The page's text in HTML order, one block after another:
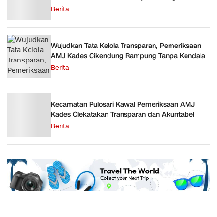
Berita
Wujudkan Tata Kelola Transparan, Pemeriksaan
AMJ Kades Cikendung Rampung Tanpa Kendala
Berita
Kecamatan Pulosari Kawal Pemeriksaan AMJ
Kades Clekatakan Transparan dan Akuntabel
Berita